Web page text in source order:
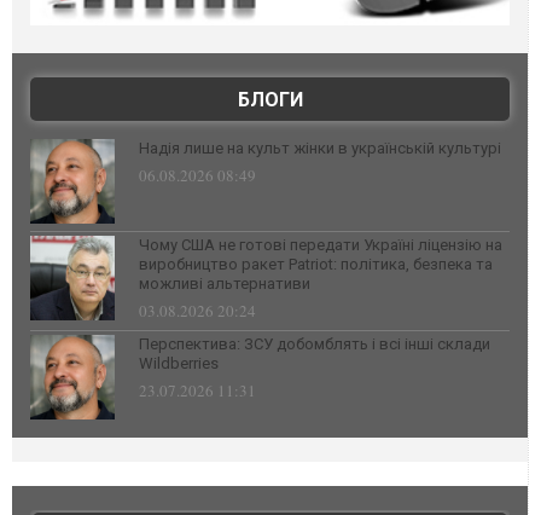
БЛОГИ
Надія лише на культ жінки в українській культурі
06.08.2026 08:49
Чому США не готові передати Україні ліцензію на
виробництво ракет Patriot: політика, безпека та
можливі альтернативи
03.08.2026 20:24
Перспектива: ЗСУ добомблять і всі інші склади
Wildberries
23.07.2026 11:31